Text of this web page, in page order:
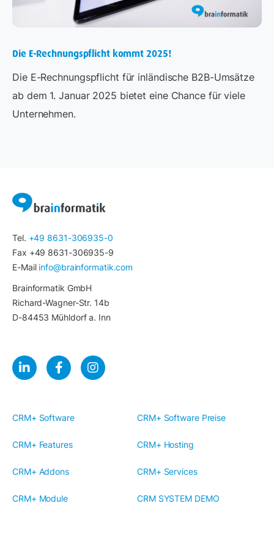
Die E-Rechnungspflicht kommt 2025!
Die E-Rechnungspflicht für inländische B2B-Umsätze
ab dem 1. Januar 2025 bietet eine Chance für viele
Unternehmen.
Tel. +49 8631-306935-0
Fax +49 8631-306935-9
E-Mail info@brainformatik.com
Brainformatik GmbH
Richard-Wagner-Str. 14b
D-84453 Mühldorf a. Inn
CRM+ Software CRM+ Software Preise
CRM+ Features CRM+ Hosting
CRM+ Addons CRM+ Services
CRM+ Module CRM SYSTEM DEMO